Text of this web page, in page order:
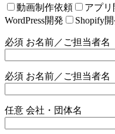
動画制作依頼
アプ
WordPress開発
Shopify
必須 お名前／ご担当者名
必須 お名前／ご担当者名
任意 会社・団体名